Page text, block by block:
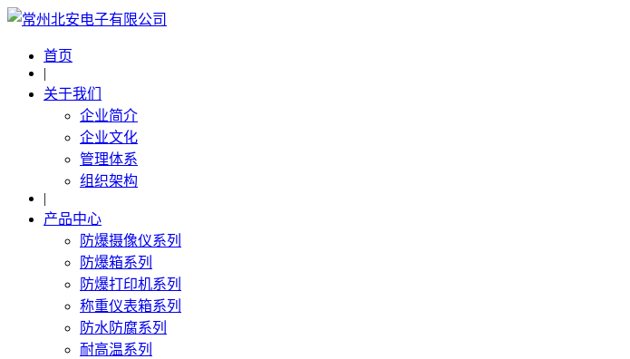
首页
|
关于我们
企业简介
企业文化
管理体系
组织架构
|
产品中心
防爆摄像仪系列
防爆箱系列
防爆打印机系列
称重仪表箱系列
防水防腐系列
耐高温系列